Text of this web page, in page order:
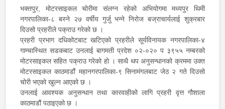
भक्तपुर, मोटरसाइकल चोरीमा संलग्न रहेको अभियोगमा मध्यपुर थिमी
नगरपालिका-८ बस्ने २७ वर्षीय गुर्जु भन्ने निरोज बज्राचार्यलाई शुक्रबार
दिउसो प्रहरीले पक्राउ गरेको छ ।
प्रहरी प्रभाग दधिकोटबाट खटिएको प्रहरीले सूर्यविनायक नगरपालिका-४
गाम्चास्थित सडकबाट उनलाई बागमती प्रदेश ०२-०२० प ३९५५ नम्बरको
मोटरसाइकल सहित पक्राउ गरेको हो । साथै थप अनुसन्धानको क्रममा उक्त
मोटरसाइकल काठमाडौं महानगरपालिका-९ सिनामंगलबाट जेठ २ गते दिउसो
चोरी भएको खुल्न आएको छ ।
उनलाई आवश्यक अनुसन्धान तथा कारवाहीको लागि प्रहरी वृत्त गौशाला
काठमाडौं पठाइएको छ ।